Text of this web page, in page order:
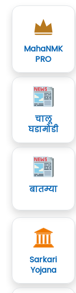
MahaNMK
PRO
चालू
घडामोडी
बातम्या
Sarkari
Yojana